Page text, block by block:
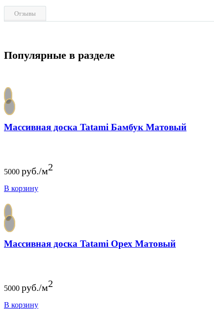
Отзывы
Популярные в разделе
Массивная доска Tatami Бамбук Матовый
5000 руб./м2
В корзину
Массивная доска Tatami Орех Матовый
5000 руб./м2
В корзину